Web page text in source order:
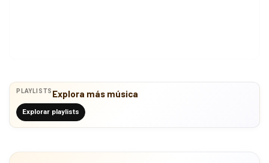
PLAYLISTS Explora más música
Explorar playlists